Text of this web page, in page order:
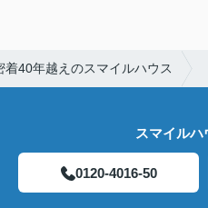
40年越えのスマイルハウス
スマイルハ
0120-4016-50